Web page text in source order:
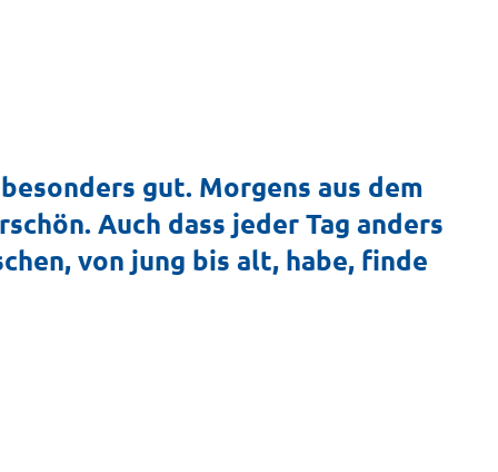
gut. Morgens aus dem
Auch dass jeder Tag anders
von jung bis alt, habe, finde